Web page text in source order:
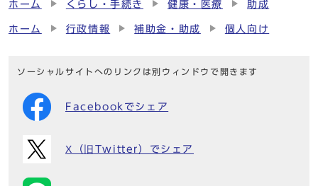
ホーム くらし・手続き 健康・医療 助成
ホーム 行政情報 補助金・助成 個人向け
ソーシャルサイトへのリンクは別ウィンドウで開きます
Facebookでシェア
X（旧Twitter）でシェア